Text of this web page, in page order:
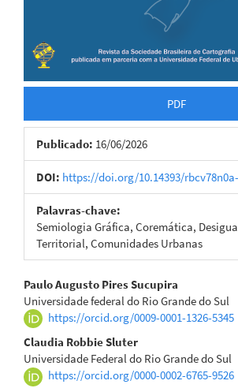
PDF
Publicado: 16/06/2026
DOI: https://doi.org/10.14393/
Palavras-chave:
Semiologia Gráfica, Coremática,
Territorial, Comunidades Urbanas
Conteúdo
do
artigo
principal
Paulo Augusto Pires Sucupira
Universidade federal do Rio Grande do Sul
https://orcid.org/0009-0001-1326-5345
Claudia Robbie Sluter
Universidade Federal do Rio Grande do Sul
https://orcid.org/0000-0002-6765-9526